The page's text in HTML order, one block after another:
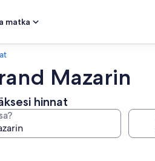
matka
Mazarin
hinnat